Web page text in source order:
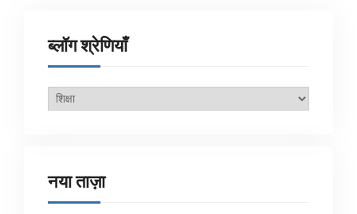
ब्लॉग श्रेणियाँ
ब्लॉग
नया ताज़ा